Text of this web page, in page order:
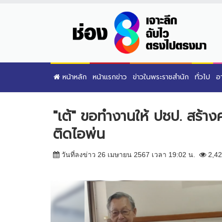
หน้าหลัก หน้าแรกข่าว ข่าวในพระราชสำนัก ทั่วไป อ
"เต้" ขอทำงานให้ ปชป. สร้า
ติดไอพ่น
วันที่ลงข่าว 26 เมษายน 2567 เวลา 19:02 น.